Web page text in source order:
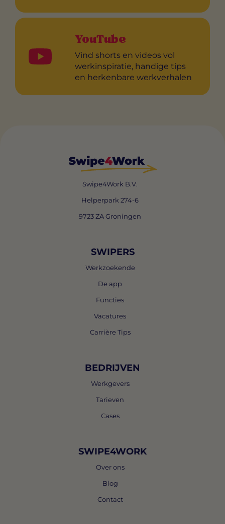
YouTube
Vind shorts en videos vol
werkinspiratie, handige tips
en herkenbare werkverhalen
Swipe4Work B.V.
Helperpark 274-6
9723 ZA Groningen
SWIPERS
Werkzoekende
De app
Functies
Vacatures
Carrière Tips
BEDRIJVEN
Werkgevers
Tarieven
Cases
SWIPE4WORK
Over ons
Blog
Contact